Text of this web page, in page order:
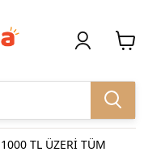
1000 TL ÜZERİ TÜM